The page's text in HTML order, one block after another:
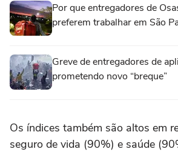
Por que entregadores de
preferem trabalhar em São
Greve de entregadores de
prometendo novo “breque”
Os índices também são altos em
seguro de vida (90%) e saúde